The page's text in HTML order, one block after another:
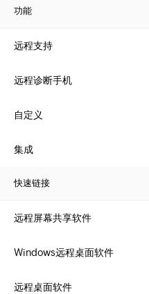
功能
远程支持
远程诊断手机
自定义
集成
快速链接
远程屏幕共享软件
Windows远程桌面软件
远程桌面软件